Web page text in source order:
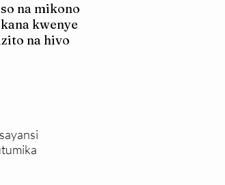
na mikono
kwenye
na hivo